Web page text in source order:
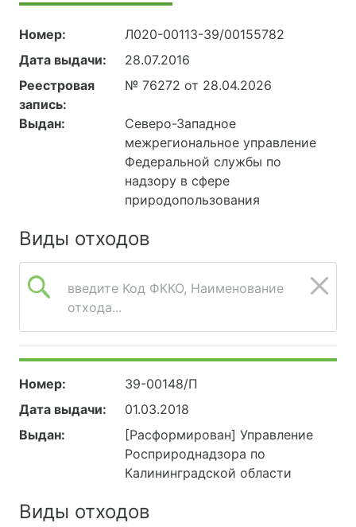
Номер:
Л020-00113-39/00155782
Дата выдачи:
28.07.2016
Реестровая
запись:
№ 76272 от 28.04.2026
Выдан:
Северо-Западное
межрегиональное управление
Федеральной службы по
надзору в сфере
природопользования
Виды отходов
введите Код ФККО, Наименование
отхода...
Номер:
39-00148/П
Дата выдачи:
01.03.2018
Выдан:
[Расформирован] Управление
Росприроднадзора по
Калининградской области
Виды отходов